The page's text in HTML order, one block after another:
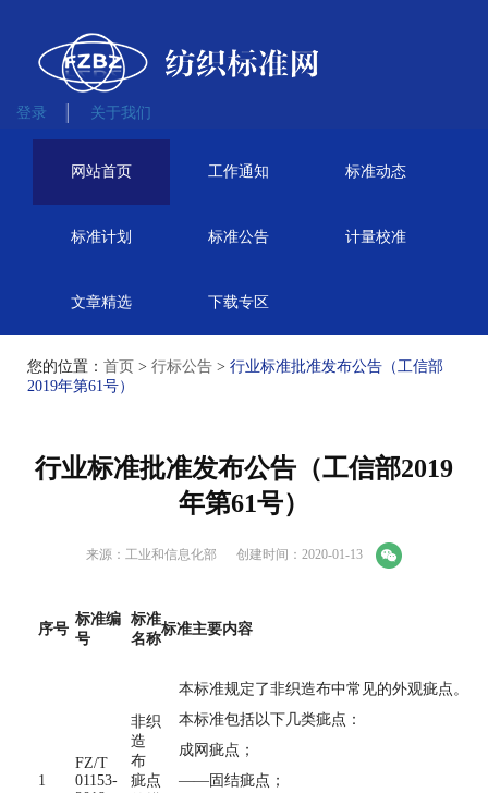
登录 关于我们
网站首页 工作通知 标准动态
标准计划 标准公告 计量校准
文章精选 下载专区
您的位置： 首页 > 行标公告 > 行业标准批准发布公告（工信部
2019年第61号）
行业标准批准发布公告（工信部2019
年第61号）
来源：工业和信息化部 创建时间：2020-01-13
序号
标准编
号
标准
名称
标准主要内容
1
FZ/T
01153-
非织
造
布
疵点
本标准规定了非织造布中常见的外观疵点。
本标准包括以下几类疵点：
成网疵点；
——固结疵点；